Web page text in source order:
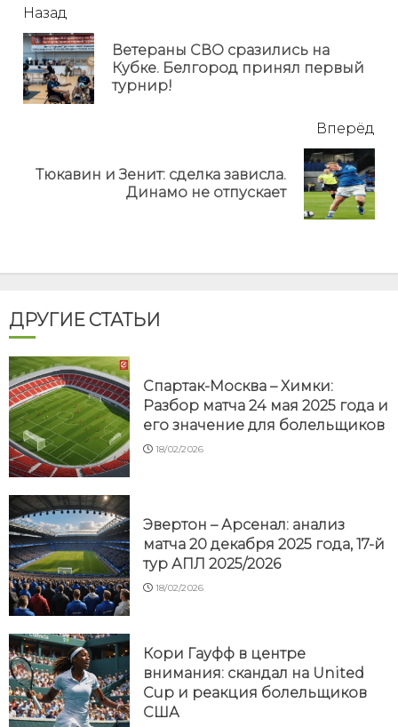
читать
еще
Назад
Ветераны СВО сразились на
Кубке. Белгород принял первый
турнир!
Вперёд
Next
Тюкавин и Зенит: сделка зависла.
Динамо не отпускает
ДРУГИЕ СТАТЬИ
Спартак-Москва – Химки:
Разбор матча 24 мая 2025 года и
его значение для болельщиков
18/02/2026
Эвертон – Арсенал: анализ
матча 20 декабря 2025 года, 17-й
тур АПЛ 2025/2026
18/02/2026
Кори Гауфф в центре
внимания: скандал на United
Cup и реакция болельщиков
США